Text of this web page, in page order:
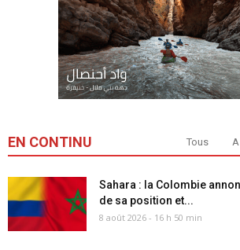
EN CONTINU Tous
Sahara : la Colombie
de sa position et...
8 août 2026 - 16 h 50 min